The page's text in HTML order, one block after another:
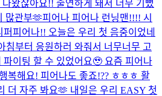
왔잖아요!! 출연하게 돼서 너무 기뻤
많관부🫶​피어나 피어나 런닝맨!!!! 시
퍼피어나!! 오늘은 우리 첫 음중이었네
침부터 응원하러 와줘서 너무너무 고
이팅 할 수 있었어요🥹 요즘 피어나
복해요! 피어나도 좋죠!?? ㅎㅎㅎ 활
더 자주 봐요🫶 내일은 우리 EASY 첫